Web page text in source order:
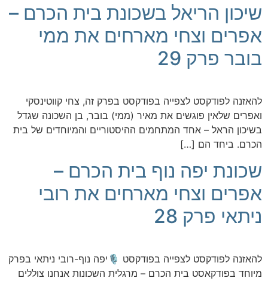
שיכון הריאל בשכונת בית הכרם –
אפרים וצחי מארחים את ממי
בובר פרק 29
להאזנה לפודקסט לצפייה בפודקסט בפרק זה, צחי קווטינסקי
ואפרים שלאין פוגשים את מאיר (ממי) בובר, בן השכונה שגדל
בשיכון הראל – אחד המתחמים ההיסטוריים והמיוחדים של בית
הכרם. ביחד הם […]
שכונת יפה נוף בית הכרם –
אפרים וצחי מארחים את רובי
ניתאי פרק 28
להאזנה לפודקסט לצפייה בפודקסט 🎙️יפה נוף-רובי ניתאי בפרק
מיוחד בפודקאסט בית הכרם – מרגלית השכונות אנחנו צוללים